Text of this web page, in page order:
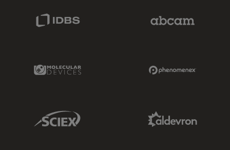
IDBS Link
Molecular Devices Link
Sciex Link